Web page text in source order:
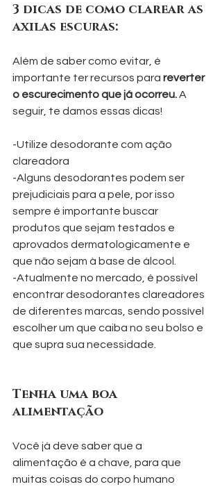
3 dicas de como clarear as
axilas escuras:
Além de saber como evitar, é
importante ter recursos para reverter
o escurecimento que já ocorreu. A
seguir, te damos essas dicas!
-Utilize desodorante com ação
clareadora
-Alguns desodorantes podem ser
prejudiciais para a pele, por isso
sempre é importante buscar
produtos que sejam testados e
aprovados dermatologicamente e
que não sejam à base de álcool.
-Atualmente no mercado, é possível
encontrar desodorantes clareadores
de diferentes marcas, sendo possível
escolher um que caiba no seu bolso e
que supra sua necessidade.
Tenha uma boa
alimentação
Você já deve saber que a
alimentação é a chave, para que
muitas coisas do corpo humano